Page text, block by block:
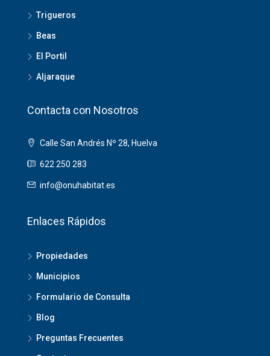
Trigueros
Beas
El Portil
Aljaraque
Contacta con Nosotros
Calle San Andrés Nº 28, Huelva
622 250 283
info@onuhabitat.es
Enlaces Rápidos
Propiedades
Municipios
Formulario de Consulta
Blog
Preguntas Frecuentes